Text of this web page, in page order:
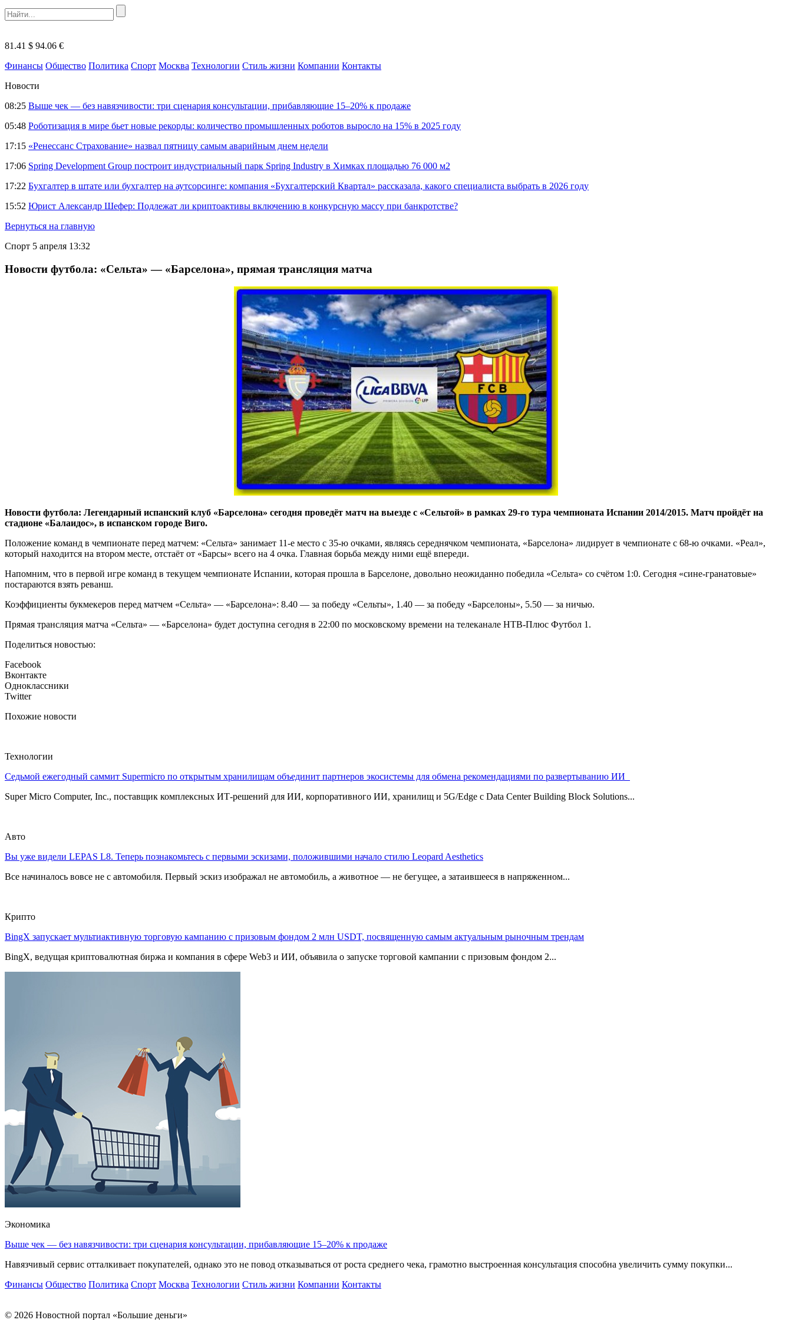
81.41 $ 94.06 €
Финансы Общество Политика Спорт Москва Технологии Стиль жизни Компании Контакты
Новости
08:25 Выше чек — без навязчивости: три сценария консультации, прибавляющие 15–20% к продаже
05:48 Роботизация в мире бьет новые рекорды: количество промышленных роботов выросло на 15% в 2025 году
17:15 «Ренессанс Страхование» назвал пятницу самым аварийным днем недели
17:06 Spring Development Group построит индустриальный парк Spring Industry в Химках площадью 76 000 м2
17:22 Бухгалтер в штате или бухгалтер на аутсорсинге: компания «Бухгалтерский Квартал» рассказала, какого специалиста выбрать в 2026 году
15:52 Юрист Александр Шефер: Подлежат ли криптоактивы включению в конкурсную массу при банкротстве?
Вернуться на главную
Спорт 5 апреля 13:32
Новости футбола: «Сельта» — «Барселона», прямая трансляция матча
Новости футбола: Легендарный испанский клуб «Барселона» сегодня проведёт матч на выезде с «Сельтой» в рамках 29-го тура чемпионата Испании 2014/2015. Матч пройдёт на
стадионе «Балаидос», в испанском городе Виго.
Положение команд в чемпионате перед матчем: «Сельта» занимает 11-е место с 35-ю очками, являясь середнячком чемпионата, «Барселона» лидирует в чемпионате с 68-ю очками. «Реал»,
который находится на втором месте, отстаёт от «Барсы» всего на 4 очка. Главная борьба между ними ещё впереди.
Напомним, что в первой игре команд в текущем чемпионате Испании, которая прошла в Барселоне, довольно неожиданно победила «Сельта» со счётом 1:0. Сегодня «сине-гранатовые»
постараются взять реванш.
Коэффициенты букмекеров перед матчем «Сельта» — «Барселона»: 8.40 — за победу «Сельты», 1.40 — за победу «Барселоны», 5.50 — за ничью.
Прямая трансляция матча «Сельта» — «Барселона» будет доступна сегодня в 22:00 по московскому времени на телеканале НТВ-Плюс Футбол 1.
Поделиться новостью:
Facebook
Вконтакте
Одноклассники
Twitter
Похожие новости
Технологии
Седьмой ежегодный саммит Supermicro по открытым хранилищам объединит партнеров экосистемы для обмена рекомендациями по развертыванию ИИ
Super Micro Computer, Inc., поставщик комплексных ИТ-решений для ИИ, корпоративного ИИ, хранилищ и 5G/Edge с Data Center Building Block Solutions...
Авто
Вы уже видели LEPAS L8. Теперь познакомьтесь с первыми эскизами, положившими начало стилю Leopard Aesthetics
Все начиналось вовсе не с автомобиля. Первый эскиз изображал не автомобиль, а животное — не бегущее, а затаившееся в напряженном...
Крипто
BingX запускает мультиактивную торговую кампанию с призовым фондом 2 млн USDT, посвященную самым актуальным рыночным трендам
BingX, ведущая криптовалютная биржа и компания в сфере Web3 и ИИ, объявила о запуске торговой кампании с призовым фондом 2...
Экономика
Выше чек — без навязчивости: три сценария консультации, прибавляющие 15–20% к продаже
Навязчивый сервис отталкивает покупателей, однако это не повод отказываться от роста среднего чека, грамотно выстроенная консультация способна увеличить сумму покупки...
Финансы Общество Политика Спорт Москва Технологии Стиль жизни Компании Контакты
© 2026 Новостной портал «Большие деньги»